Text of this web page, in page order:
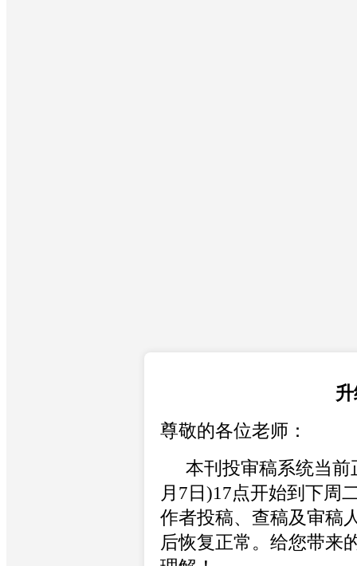
尊敬的各位老师：
本刊投审稿系统当
月7日)17点开始到下周
作者投稿、查稿及审稿
后恢复正常。给您带来